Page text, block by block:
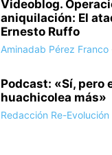
Videoblog.
aniquilación: El
Ernesto Ruffo
Aminadab Pérez Franco
Podcast: «Sí, pero
huachicolea más»
Redacción Re-Evolución